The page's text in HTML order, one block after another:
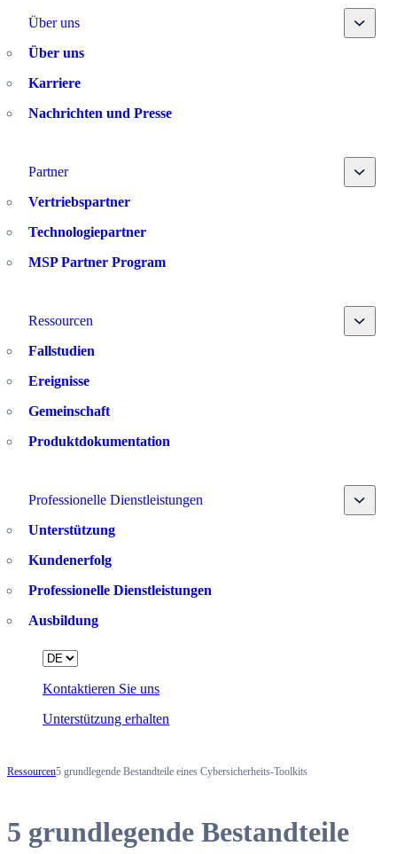
Über uns Toggle
Über uns
Karriere
Nachrichten und Presse
Partner Toggle
Vertriebspartner
Technologiepartner
MSP Partner Program
Ressourcen Toggle
Fallstudien
Ereignisse
Gemeinschaft
Produktdokumentation
Professionelle Dienstleistungen Toggle
Unterstützung
Kundenerfolg
Professionelle Dienstleistungen
Ausbildung
Kontaktieren Sie uns
Unterstützung erhalten
Language
Ressourcen5 grundlegende Bestandteile eines Cybersicherheits-Toolkits
5 grundlegende Bestandteile